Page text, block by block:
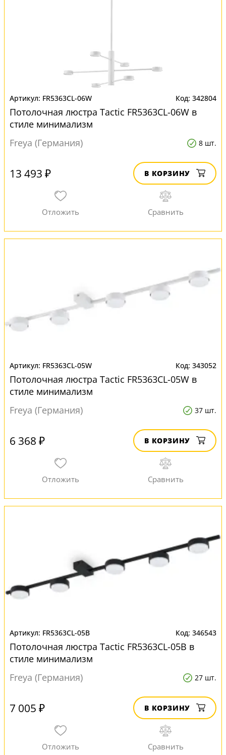
FR5363CL-06W 342804
Потолочная люстра Tactic FR5363CL-06W в
стиле минимализм
Freya (Германия)
8 шт.
13 493 ₽ В КОРЗИНУ
FR5363CL-05W 343052
Потолочная люстра Tactic FR5363CL-05W в
стиле минимализм
Freya (Германия)
37 шт.
6 368 ₽ В КОРЗИНУ
FR5363CL-05B 346543
Потолочная люстра Tactic FR5363CL-05B в
стиле минимализм
Freya (Германия)
27 шт.
7 005 ₽ В КОРЗИНУ